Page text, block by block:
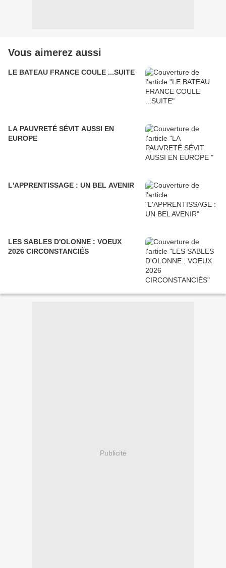
Vous aimerez aussi
LE BATEAU FRANCE COULE ...SUITE
LA PAUVRETÉ SÉVIT AUSSI EN
EUROPE
L'APPRENTISSAGE : UN BEL AVENIR
LES SABLES D'OLONNE : VOEUX
2026 CIRCONSTANCIÉS
Publicité